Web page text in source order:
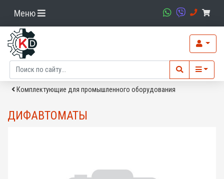
Меню
Комплектующие для промышленного оборудования
ДИФАВТОМАТЫ